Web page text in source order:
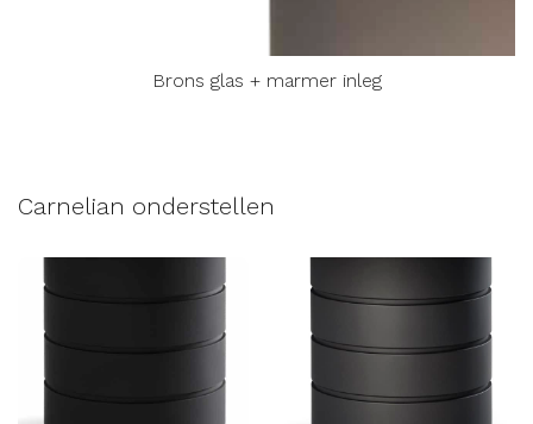
Brons glas + marmer inleg
Carnelian onderstellen